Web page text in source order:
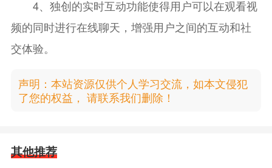
4、独创的实时互动功能使得用户可以在观看视
频的同时进行在线聊天，增强用户之间的互动和社
交体验。
声明：本站资源仅供个人学习交流，如本文侵犯
了您的权益， 请联系我们删除！
其他推荐